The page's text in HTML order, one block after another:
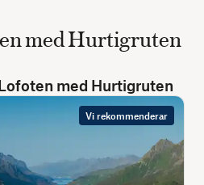
med Hurtigruten
med Hurtigruten
Vi rekommenderar